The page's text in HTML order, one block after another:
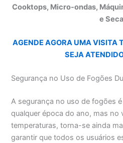
Cooktops, Micro-ondas,
e
AGENDE AGORA UMA VISITA
SEJA
Segurança no Uso de Fogões
A segurança no uso de fogões
qualquer época do ano, mas no
temperaturas, torna-se ainda
garantir que todos os usuários